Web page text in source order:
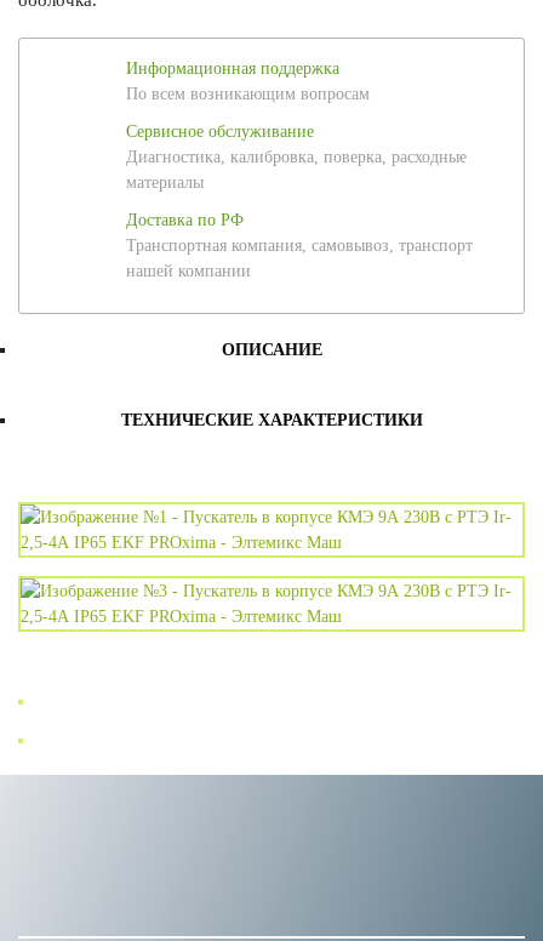
Информационная поддержка
По всем возникающим вопросам
Сервисное обслуживание
Диагностика, калибровка, поверка, расходные
материалы
Доставка по РФ
Транспортная компания, самовывоз, транспорт
нашей компании
ОПИСАНИЕ
ТЕХНИЧЕСКИЕ ХАРАКТЕРИСТИКИ